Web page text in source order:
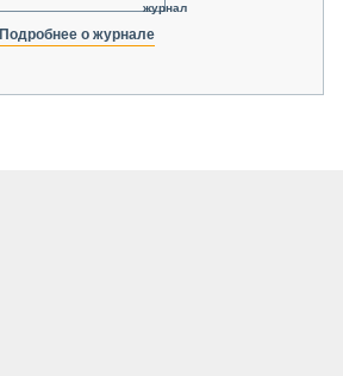
журнал
Подробнее о журнале